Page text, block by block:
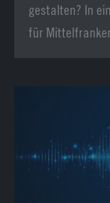
gestalten? In
für